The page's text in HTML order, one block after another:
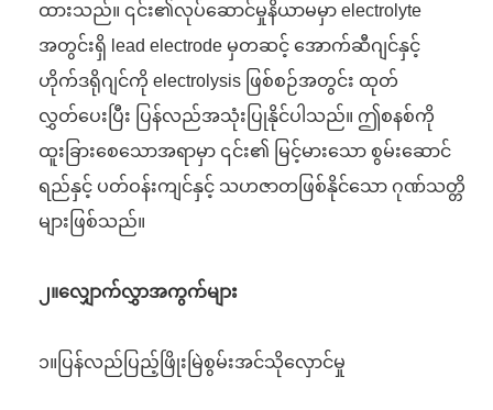
ထားသည်။ ၎င်း၏လုပ်ဆောင်မှုနိယာမမှာ electrolyte
အတွင်းရှိ lead electrode မှတဆင့် အောက်ဆီဂျင်နှင့်
ဟိုက်ဒရိုဂျင်ကို electrolysis ဖြစ်စဉ်အတွင်း ထုတ်
လွှတ်ပေးပြီး ပြန်လည်အသုံးပြုနိုင်ပါသည်။ ဤစနစ်ကို
ထူးခြားစေသောအရာမှာ ၎င်း၏ မြင့်မားသော စွမ်းဆောင်
ရည်နှင့် ပတ်ဝန်းကျင်နှင့် သဟဇာတဖြစ်နိုင်သော ဂုဏ်သတ္တိ
များဖြစ်သည်။
၂။လျှောက်လွှာအကွက်များ
၁။ပြန်လည်ပြည့်ဖြိုးမြဲစွမ်းအင်သိုလှောင်မှု